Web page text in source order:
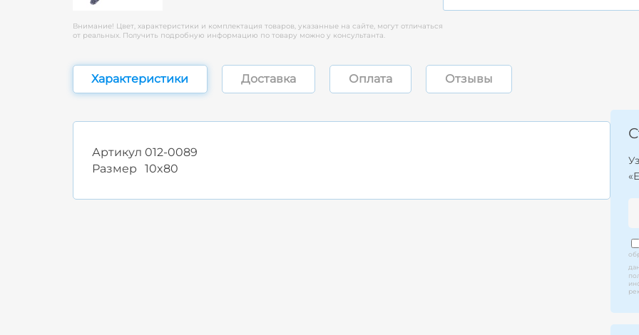
Внимание! Цвет, характеристики и комплектация товаров, указанные на сайте, могут отличаться
от реальных. Получить подробную информацию по товару можно у консультанта.
Характеристики Доставка Оплата Отзывы
Артикул 012-0089
Размер
10x80